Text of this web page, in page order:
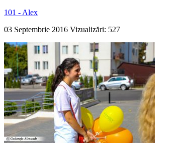
101 - Alex
03 Septembrie 2016 Vizualizări: 527